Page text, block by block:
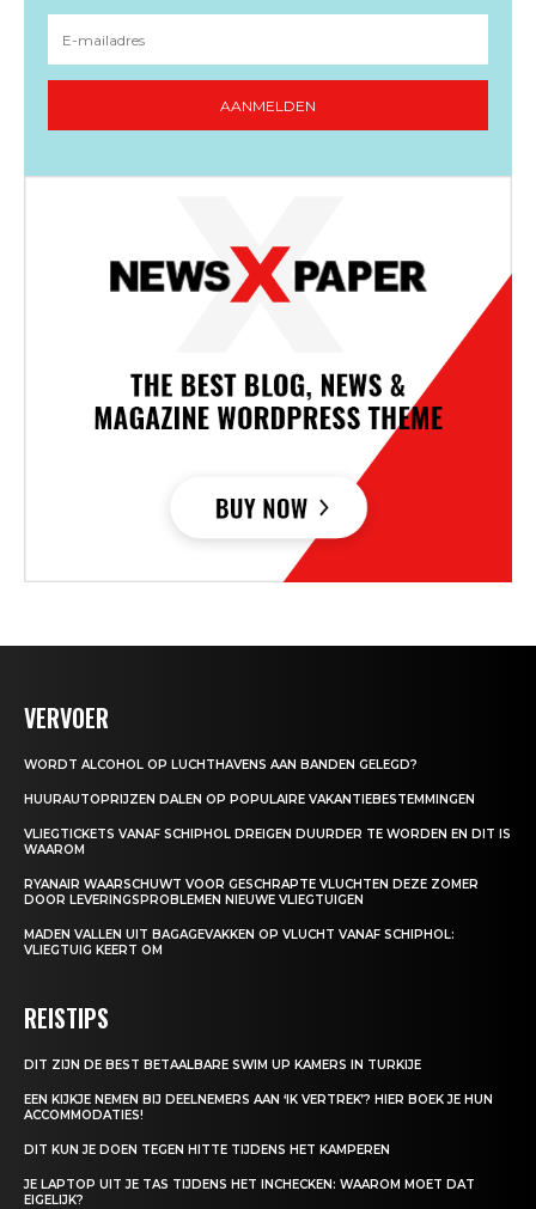
AANMELDEN
VERVOER
WORDT ALCOHOL OP LUCHTHAVENS AAN BANDEN GELEGD?
HUURAUTOPRIJZEN DALEN OP POPULAIRE VAKANTIEBESTEMMINGEN
VLIEGTICKETS VANAF SCHIPHOL DREIGEN DUURDER TE WORDEN EN DIT IS
WAAROM
RYANAIR WAARSCHUWT VOOR GESCHRAPTE VLUCHTEN DEZE ZOMER
DOOR LEVERINGSPROBLEMEN NIEUWE VLIEGTUIGEN
MADEN VALLEN UIT BAGAGEVAKKEN OP VLUCHT VANAF SCHIPHOL:
VLIEGTUIG KEERT OM
REISTIPS
DIT ZIJN DE BEST BETAALBARE SWIM UP KAMERS IN TURKIJE
EEN KIJKJE NEMEN BIJ DEELNEMERS AAN ‘IK VERTREK’? HIER BOEK JE HUN
ACCOMMODATIES!
DIT KUN JE DOEN TEGEN HITTE TIJDENS HET KAMPEREN
JE LAPTOP UIT JE TAS TIJDENS HET INCHECKEN: WAAROM MOET DAT
EIGELIJK?